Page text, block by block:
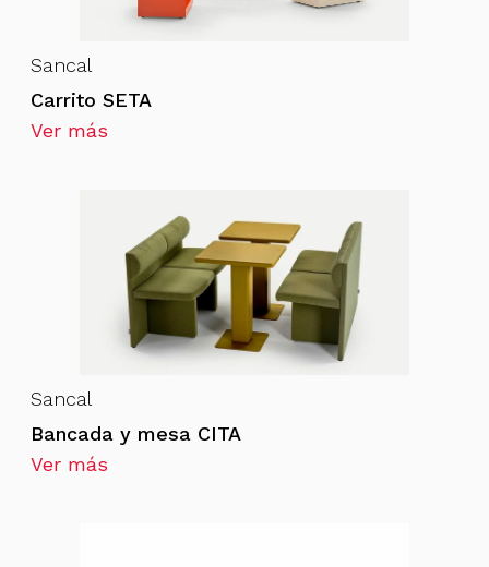
Sancal
Carrito SETA
Ver más
Sancal
Bancada y mesa CITA
Ver más